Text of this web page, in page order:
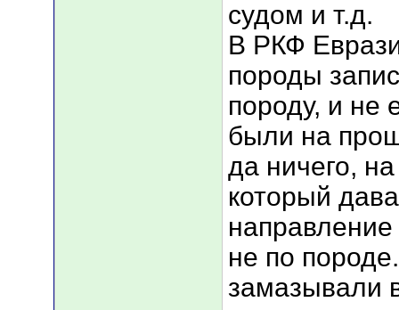
судом и т.д.
В РКФ
породы
породу, и не
были на
да ничего,
который
не по
замазывали